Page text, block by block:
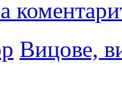
Вицове,